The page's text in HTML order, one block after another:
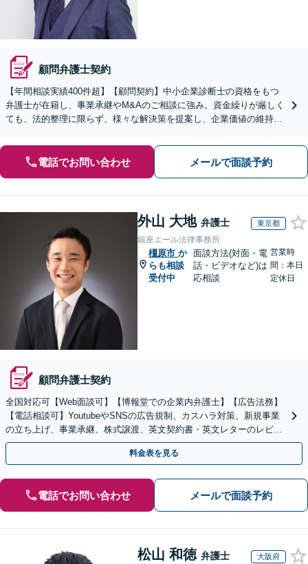
顧問弁護士契約
【年間相談実績400件超】【顧問契約】中小企業診断士の資格をもつ
弁護士が在籍し、事業承継やM&Aのご相談に強み。資金繰りが厳しく
ても、法的整理に限らず、様々な解決策を提案し、企業価値の維持・
電話でお問い合わせ メールで面談予約
外山 大地 弁護士 東京都
銀座エール法律事務所
橿原市 か
らも相談
受付中
面談方法(対面・電
話・ビデオなど)は
応相談
営業時
間：本日
定休日
顧問弁護士契約
全国対応可【Web面談可】【博報堂での企業内弁護士】【広告法務】
【電話相談可】YoutubeやSNSの広告規制、カスハラ対策、新規事業
の立ち上げ、事業承継、株式譲渡、英文契約書・英文レターのレビュ
ー・ドラフトなどに対応。
料金表を見る
電話でお問い合わせ メールで面談予約
松山 和徳 弁護士 大阪府